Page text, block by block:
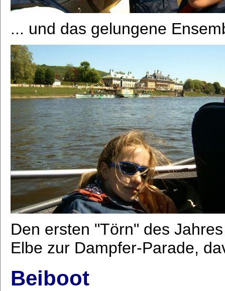
... und das gelungene
Den ersten "Törn" des
Elbe zur Dampfer-Parade,
Beiboot